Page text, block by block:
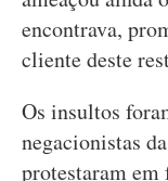
encontrava,
cliente deste
Os insultos
negacionistas
protestaram